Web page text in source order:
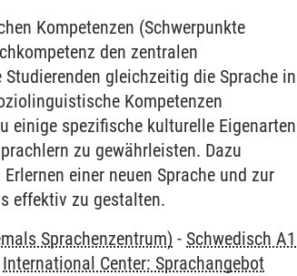
Kompetenzen (Schwerpunkte
den zentralen
gleichzeitig die Sprache in
Kompetenzen
einige spezifische kulturelle Eigenarten
zu gewährleisten. Dazu
einer neuen Sprache und zur
effektiv zu gestalten.
Sprachenzentrum) - Schwedisch A1
International Center: Sprachangebot